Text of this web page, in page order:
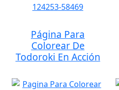
Página Para
Colorear De
Todoroki En Acción